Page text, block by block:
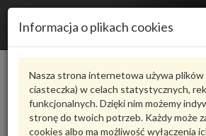
Informacja o plikach cookies
Nasza strona internetowa używa
ciasteczka) w celach statystycznych,
funkcjonalnych. Dzięki nim możemy
stronę do twoich potrzeb. Każdy może
cookies albo ma możliwość wyłączenia
Karta produktu
8D0941802VAG